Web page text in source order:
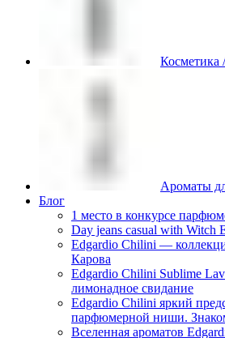
Косметика
Ароматы
Блог
1 место в конкурсе
Day jeans casual with Witch
Edgardio Chilini —
Карова
Edgardio Chilini Sublime
лимонадное свидание
Edgardio Chilini яркий
парфюмерной ниши.
Вселенная ароматов